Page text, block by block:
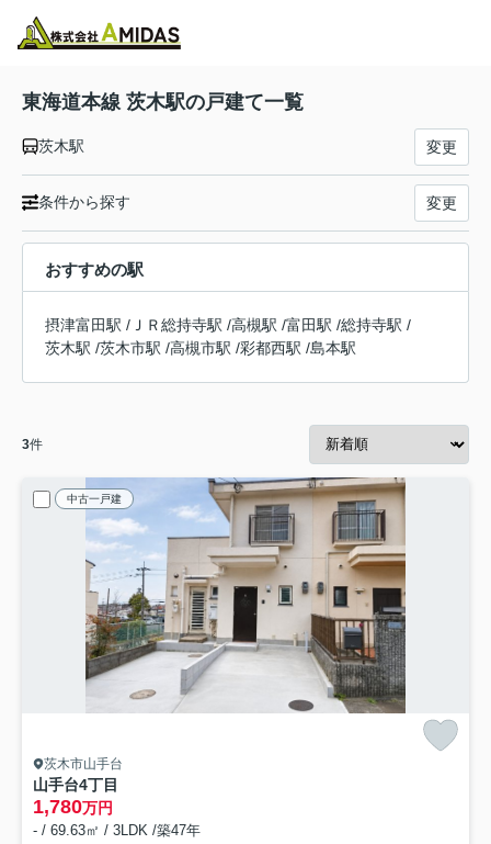
東海道本線 茨木駅の戸建て一覧
茨木駅 変更
条件から探す 変更
おすすめの駅
摂津富田駅 / ＪＲ総持寺駅 /高槻駅 /富田駅 /総持寺駅 /
茨木駅 /茨木市駅 /高槻市駅 /彩都西駅 /島本駅
3件
中古一戸建
茨木市山手台
山手台4丁目
1,780万円
- / 69.63㎡ / 3LDK /築47年